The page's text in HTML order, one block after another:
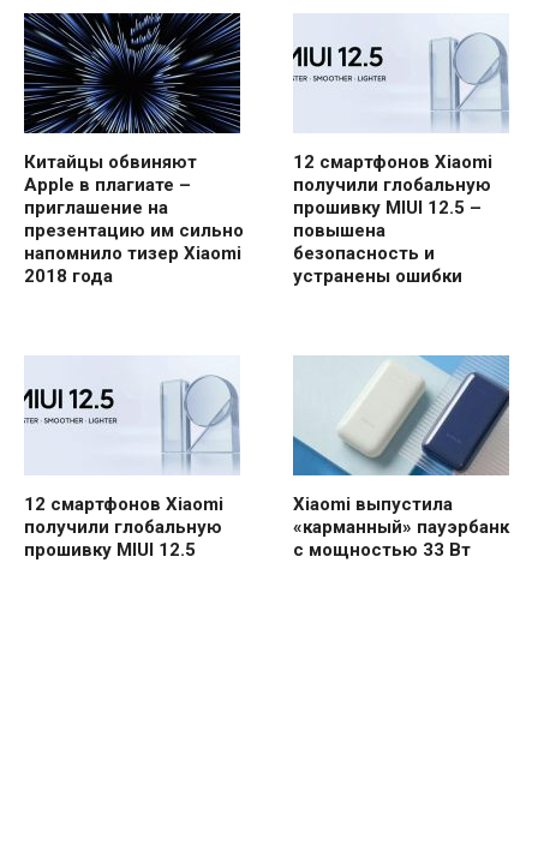
Китайцы обвиняют
Apple в плагиате –
приглашение на
презентацию им сильно
напомнило тизер Xiaomi
2018 года
12 смартфонов Xiaomi
получили глобальную
прошивку MIUI 12.5 –
повышена
безопасность и
устранены ошибки
12 смартфонов Xiaomi
получили глобальную
прошивку MIUI 12.5
Xiaomi выпустила
«карманный» пауэрбанк
с мощностью 33 Вт